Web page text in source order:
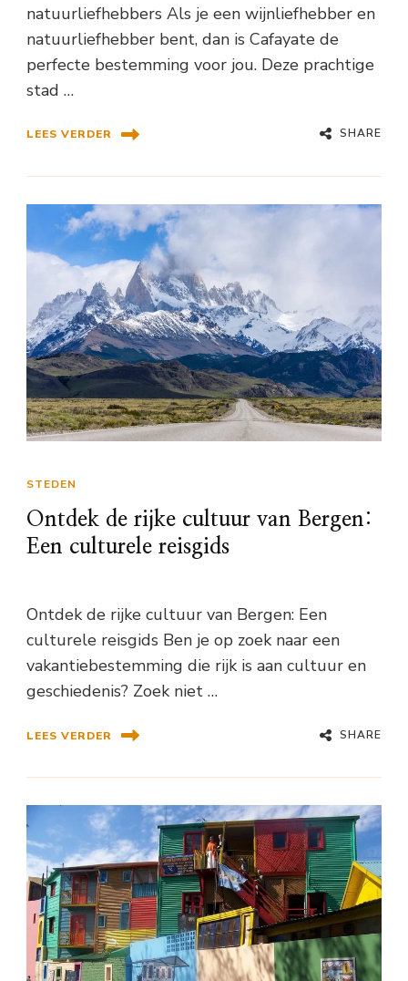
natuurliefhebbers Als je een wijnliefhebber en
natuurliefhebber bent, dan is Cafayate de
perfecte bestemming voor jou. Deze prachtige
stad …
LEES VERDER SHARE
STEDEN
Ontdek de rijke cultuur van Bergen:
Een culturele reisgids
Ontdek de rijke cultuur van Bergen: Een
culturele reisgids Ben je op zoek naar een
vakantiebestemming die rijk is aan cultuur en
geschiedenis? Zoek niet …
LEES VERDER SHARE